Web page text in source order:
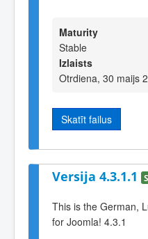
Maturity
Stable
Izlaists
Otrdiena, 30 maijs
Skatīt failus
Versija 4.3.1.1
This is the German,
for Joomla! 4.3.1